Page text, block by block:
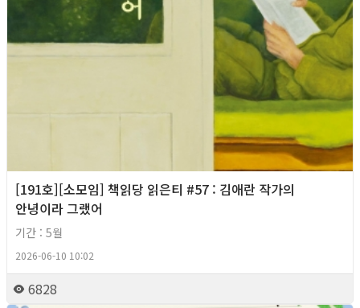
[191호][소모임] 책읽당 읽은티 #57 : 김애란 작가의
안녕이라 그랬어
기간 : 5월
2026-06-10 10:02
6828